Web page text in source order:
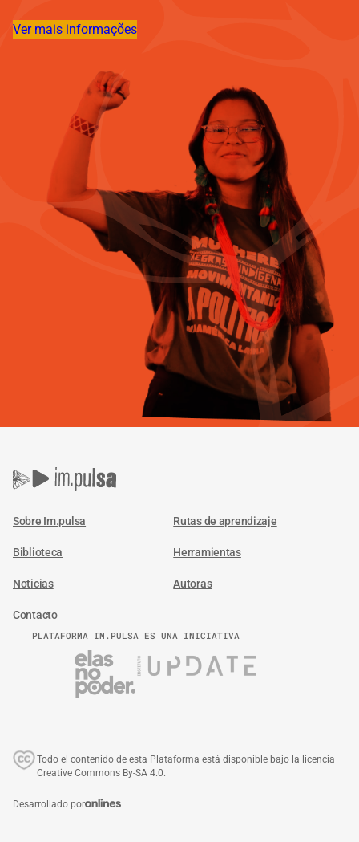
Ver mais informações
Sobre Im.pulsa Rutas de aprendizaje
Biblioteca Herramientas
Noticias Autoras
Contacto
PLATAFORMA IM.PULSA ES UNA INICIATIVA
Todo el contenido de esta Plataforma está disponible bajo la licencia
Creative Commons By-SA 4.0.
Desarrollado por